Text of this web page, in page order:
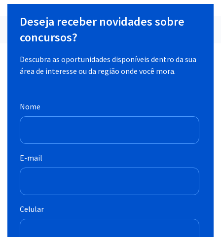
Deseja receber novidades sobre
concursos?
Descubra as oportunidades disponíveis dentro da sua
área de interesse ou da região onde você mora.
Nome
E-mail
Celular